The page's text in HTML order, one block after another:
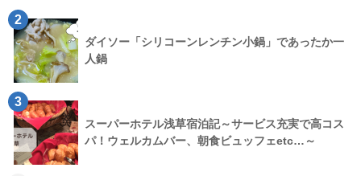
2
ダイソー「シリコーンレンチン小鍋」であったか一
人鍋
3
スーパーホテル浅草宿泊記～サービス充実で高コス
パ！ウェルカムバー、朝食ビュッフェetc…～